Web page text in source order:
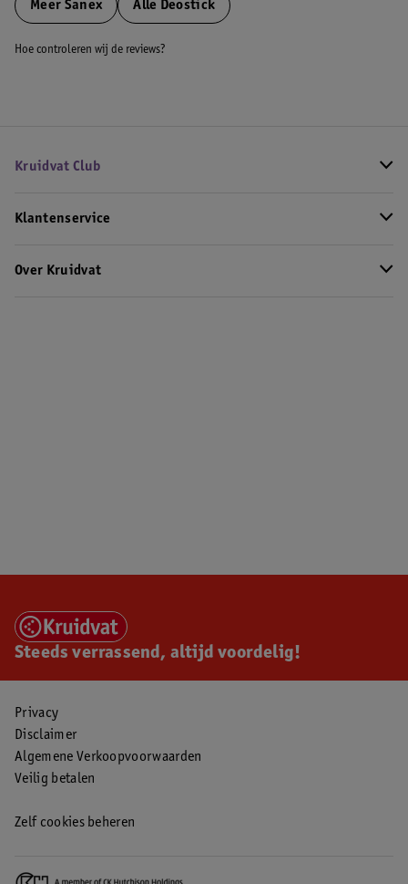
Meer Sanex Alle Deostick
Hoe controleren wij de reviews?
Kruidvat Club
Klantenservice
Over Kruidvat
Steeds verrassend, altijd voordelig!
Privacy
Disclaimer
Algemene Verkoopvoorwaarden
Veilig betalen
Zelf cookies beheren